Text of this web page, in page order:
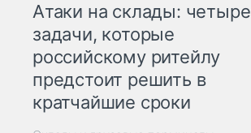
Атаки на склады: четыре
задачи, которые
российскому ритейлу
предстоит решить в
кратчайшие сроки